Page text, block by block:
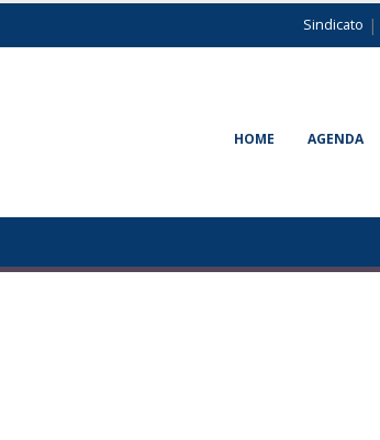
Sindicato |
HOME AGENDA